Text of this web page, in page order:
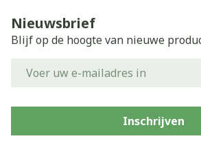
Nieuwsbrief
Blijf op de hoogte van nieuwe
Inschrijven